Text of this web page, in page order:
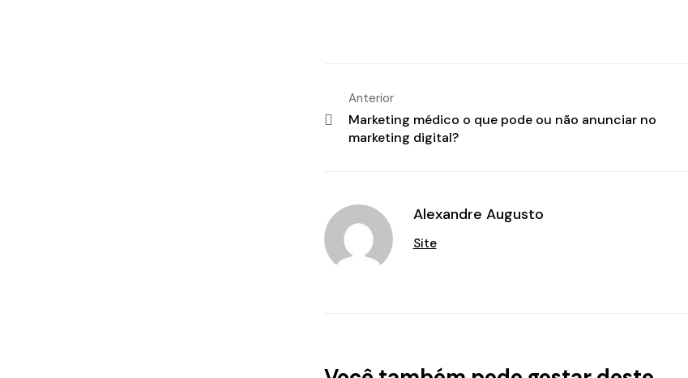
Anterior
Marketing médico o que pode ou não anunciar no
marketing digital?
Alexandre Augusto
Site